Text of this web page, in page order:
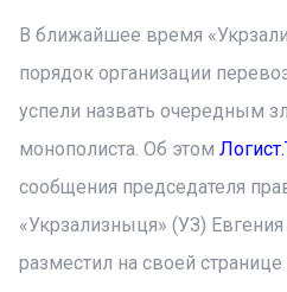
В ближайшее время
порядок организации
успели назвать очередным
монополиста. Об этом
сообщения председателя
«Укрзализныця» (УЗ)
разместил на своей странице